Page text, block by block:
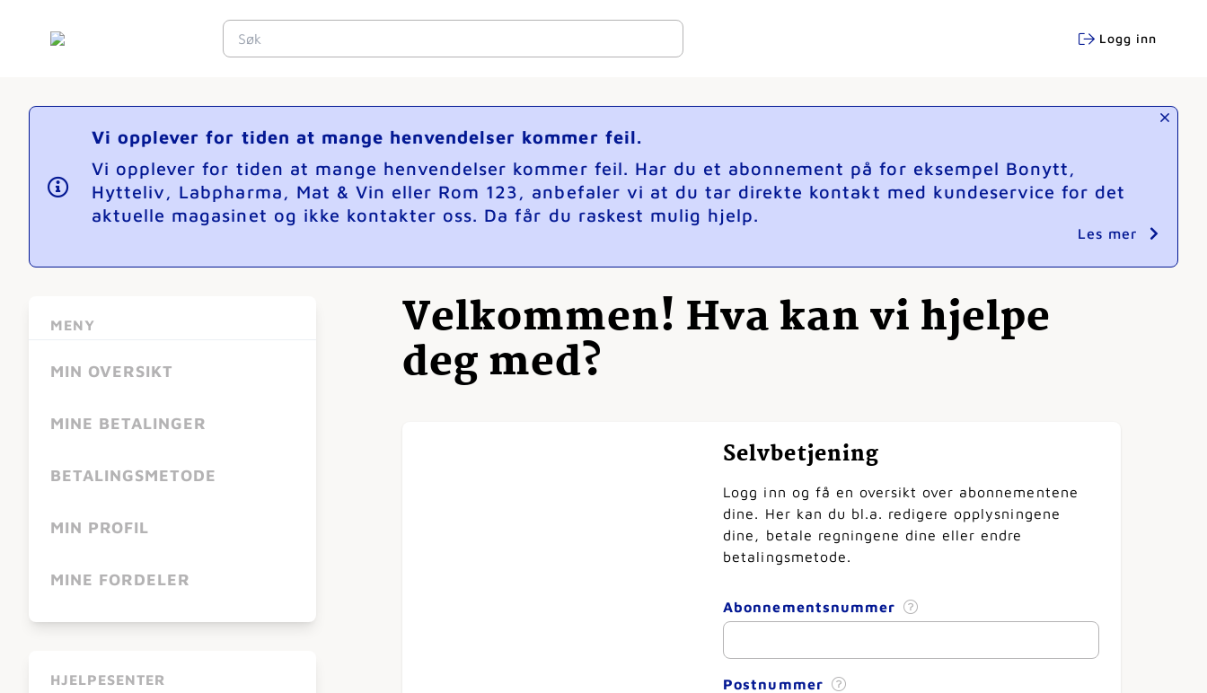
Logg inn
Vi opplever for tiden at mange henvendelser kommer feil.
Vi opplever for tiden at mange henvendelser kommer feil. Har du et abonnement på for eksempel Bonytt,
Hytteliv, Labpharma, Mat & Vin eller Rom 123, anbefaler vi at du tar direkte kontakt med kundeservice for det
aktuelle magasinet og ikke kontakter oss. Da får du raskest mulig hjelp.
Les mer
MENY
MIN OVERSIKT
MINE BETALINGER
BETALINGSMETODE
MIN PROFIL
MINE FORDELER
HJELPESENTER
Velkommen! Hva kan vi hjelpe
deg med?
Selvbetjening
Logg inn og få en oversikt over abonnementene
dine. Her kan du bl.a. redigere opplysningene
dine, betale regningene dine eller endre
betalingsmetode.
Abonnementsnummer
Postnummer